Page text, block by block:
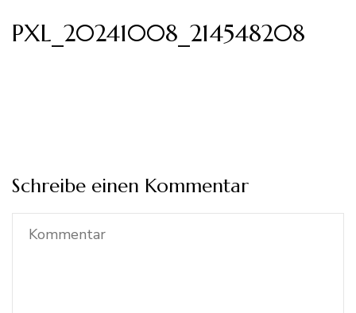
PXL_20241008_214548208
Schreibe einen Kommentar